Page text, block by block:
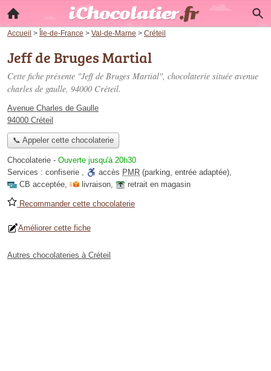
Accueil > Île-de-France > Val-de-Marne > Créteil
Jeff de Bruges Martial
Cette fiche présente "Jeff de Bruges Martial", chocolaterie située avenue
charles de gaulle, 94000 Créteil.
Avenue Charles de Gaulle
94000 Créteil
📞 Appeler cette chocolaterie
Chocolaterie - Ouverte jusqu'à 20h30
Services : confiserie , accès PMR (parking, entrée adaptée),
CB acceptée, livraison, retrait en magasin
Recommander cette chocolaterie
Améliorer cette fiche
Autres chocolateries à Créteil